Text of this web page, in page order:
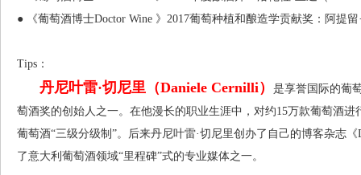
● 《葡萄酒博士Doctor Wine 》2017葡萄种植和酿造学贡献奖：阿提
Tips：
丹尼叶雷·切尼里（Daniele Cernilli）
是享誉国际的葡
萄酒奖的创始人之一。在他漫长的职业生涯中，对约15万款葡萄酒
葡萄酒“三级分级制”。后来丹尼叶雷·切尼里创办了自己的博客杂志
了意大利葡萄酒领域“里程碑”式的专业媒体之一。